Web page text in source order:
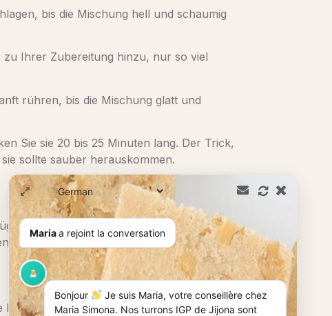
bis die Mischung hell und schaumig
zu Ihrer Zubereitung hinzu, nur so viel
rühren, bis die Mischung glatt und
Sie sie 20 bis 25 Minuten lang. Der Trick,
sollte sauber herauskommen.
Scheiben schneiden. Dieser Kuchen kann
Rezepte zu entdecken, die Ihre
Mariaa rejoint la conversation
Bonjour
Je suis Maria, votre conseillère chez
Maria Simona. Nos turrons IGP de Jijona sont